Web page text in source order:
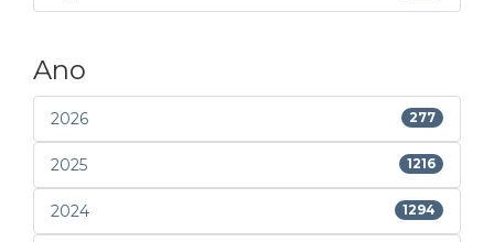
Ano
2026 277
2025 1216
2024 1294